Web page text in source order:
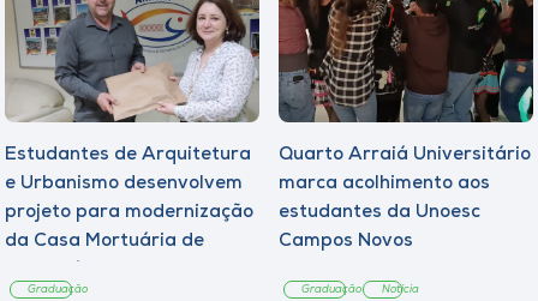
Estudantes de Arquitetura
e Urbanismo desenvolvem
projeto para modernização
da Casa Mortuária de
Graduação
Quarto Arraiá Universitário
marca acolhimento aos
estudantes da Unoesc
Campos Novos
Graduação Notícia